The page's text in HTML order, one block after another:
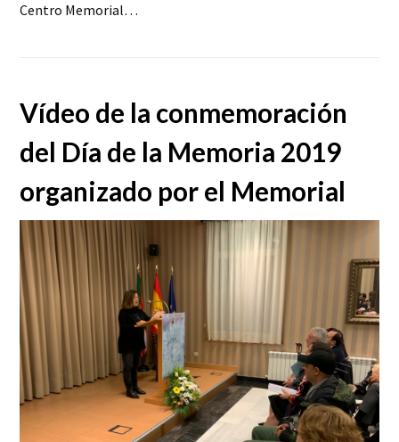
Centro Memorial…
Vídeo de la conmemoración
del Día de la Memoria 2019
organizado por el Memorial